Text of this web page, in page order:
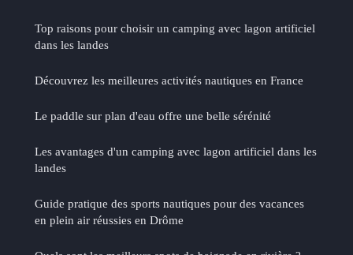
Top raisons pour choisir un camping avec lagon artificiel
dans les landes
Découvrez les meilleures activités nautiques en France
Le paddle sur plan d'eau offre une belle sérénité
Les avantages d'un camping avec lagon artificiel dans les
landes
Guide pratique des sports nautiques pour des vacances
en plein air réussies en Drôme